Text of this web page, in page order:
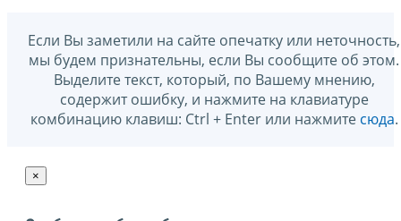
Если Вы заметили на сайте опечатку или неточность,
мы будем признательны, если Вы сообщите об этом.
Выделите текст, который, по Вашему мнению,
содержит ошибку, и нажмите на клавиатуре
комбинацию клавиш: Ctrl + Enter или нажмите сюда.
×